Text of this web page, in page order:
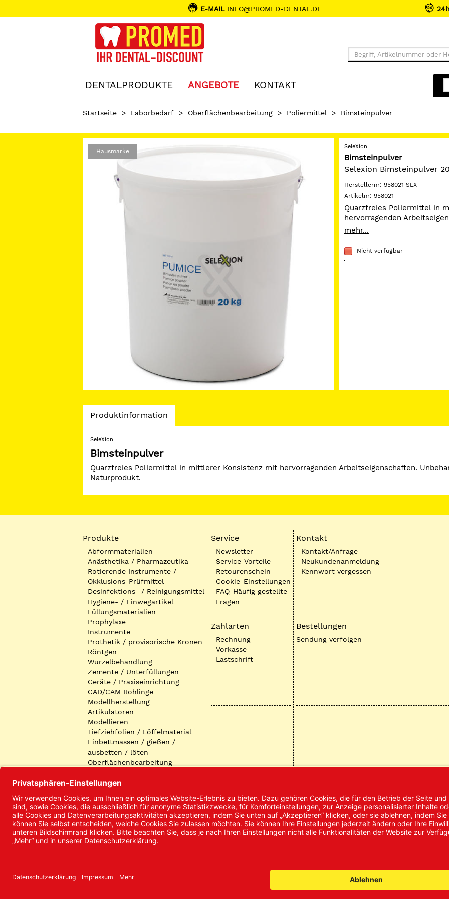
E-MAILINFO@PROMED-DENTAL.DE 24h
DENTALPRODUKTE ANGEBOTE KONTAKT
Startseite > Laborbedarf > Oberflächenbearbeitung > Poliermittel > Bimsteinpulver
Hausmarke
SeleXion
Bimsteinpulver
Selexion Bimsteinpulver
Herstellernr: 958021 SLX
Artikelnr: 958021
Quarzfreies Poliermittel in
hervorragenden
umweltfreundliches
mehr...
Nicht verfügbar
Current
Produktinformation
SeleXion
Bimsteinpulver
Quarzfreies Poliermittel in mittlerer Konsistenz mit hervorragenden Arbeitseigenschaften.
Naturprodukt.
Produkte
Abformmaterialien
Anästhetika / Pharmazeutika
Rotierende Instrumente /
Okklusions-Prüfmittel
Desinfektions- / Reinigungsmittel
Hygiene- / Einwegartikel
Füllungsmaterialien
Prophylaxe
Instrumente
Prothetik / provisorische Kronen
Röntgen
Wurzelbehandlung
Zemente / Unterfüllungen
Geräte / Praxiseinrichtung
CAD/CAM Rohlinge
Modellherstellung
Artikulatoren
Modellieren
Tiefziehfolien / Löffelmaterial
Einbettmassen / gießen /
ausbetten / löten
Oberflächenbearbeitung
Verblendmaterialien
Kieferorthopädie /
Klammerdrähte
Verschiedenes (Labor)
Service
Newsletter
Service-Vorteile
Retourenschein
Cookie-Einstellungen
FAQ-Häufig gestellte
Fragen
Zahlarten
Rechnung
Vorkasse
Lastschrift
Kontakt
Kontakt/Anfrage
Neukundenanmeldung
Kennwort vergessen
Bestellungen
Sendung verfolgen
AGB Datenschutz